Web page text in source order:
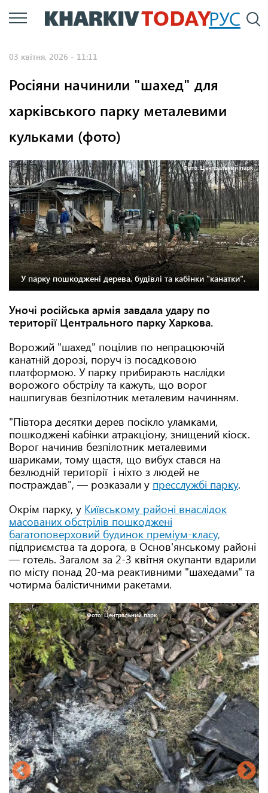
Перейти
до
РУС
03 квітня, 2026 - 11:11
Росіяни начинили "шахед" для
харківського парку металевими
кульками (фото)
Фото: Центральний парк
У парку пошкоджені дерева, будівлі та кабінки "канатки".
Уночі російська армія завдала удару по
території Центрального парку Харкова.
Ворожий "шахед" поцілив по непрацюючій
канатній дорозі, поруч із посадковою
платформою. У парку прибирають наслідки
ворожого обстрілу та кажуть, що ворог
нашпигував безпілотник металевим начинням.
"Півтора десятки дерев посікло уламками,
пошкоджені кабінки атракціону, знищений кіоск.
Ворог начинив безпілотник металевими
шариками, тому щастя, що вибух стався на
безлюдній території і ніхто з людей не
постраждав", — розказали у пресслужбі парку.
Окрім парку, у Київському районі внаслідок
масованих обстрілів пошкоджені
багатоповерховий будинок преміум-класу,
підприємства та дорога, в Основ'янському районі
— готель. Загалом за 2-3 квітня окупанти вдарили
по місту понад 20-ма реактивними "шахедами" та
чотирма балістичними ракетами.
Фото: Центральний парк